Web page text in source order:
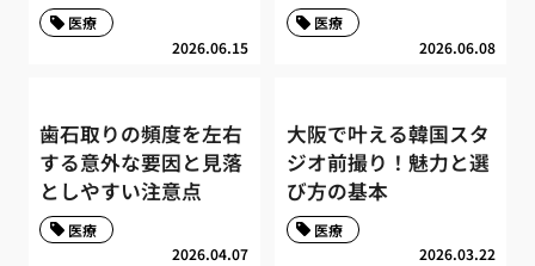
2026.06.15
医療
2026.06.08
医療
歯石取りの頻度を左右
する意外な要因と見落
としやすい注意点
2026.04.07
医療
大阪で叶える韓国スタ
ジオ前撮り！魅力と選
び方の基本
2026.03.22
医療